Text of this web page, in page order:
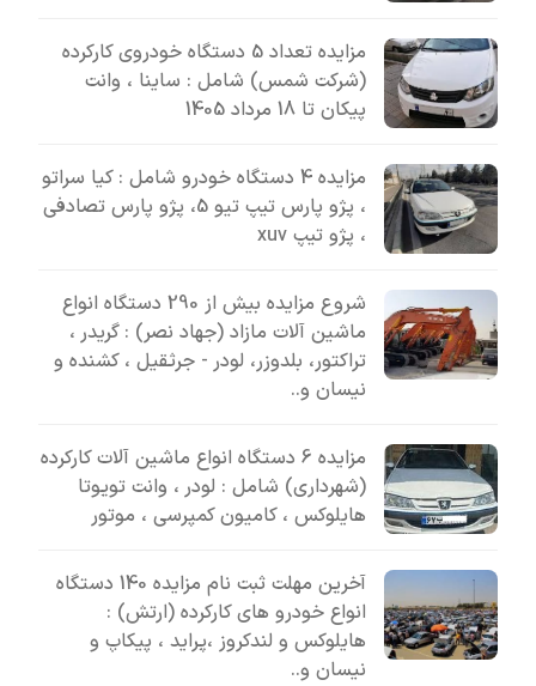
مزایده تعداد 5 دستگاه خودروی کارکرده
(شرکت شمس) شامل : ساینا ، وانت
پیکان تا 18 مرداد 1405
مزایده 4 دستگاه خودرو شامل : کیا سراتو
، پژو پارس تیپ تیو 5، پژو پارس تصادفی
، پژو تیپ xuv
شروع مزایده بیش از 290 دستگاه انواع
ماشین آلات مازاد (جهاد نصر) : گریدر ،
تراکتور، بلدوزر، لودر - جرثقیل ، کشنده و
نیسان و..
مزایده 6 دستگاه انواع ماشین آلات کارکرده
(شهرداری) شامل : لودر ، وانت تویوتا
هایلوکس ، کامیون کمپرسی ، موتور
آخرین مهلت ثبت نام مزایده 140 دستگاه
انواع خودرو های کارکرده (ارتش) :
هایلوکس و لندکروز ،پراید ، پیکاپ و
نیسان و..